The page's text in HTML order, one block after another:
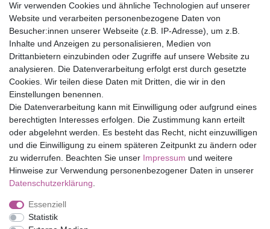
30 Tage Rückgaberecht
Versandfrei ab 75 € in Deutschland
Top Marken
Eduplay
Folia Bringmann
Shop
Mein Konto
Service
Versandkosten
Impressum
Wir verwenden Cookies und ähnliche Technologien auf unserer
Website und verarbeiten personenbezogene Daten von
Besucher:innen unserer Webseite (z.B. IP-Adresse), um z.B.
Inhalte und Anzeigen zu personalisieren, Medien von
Drittanbietern einzubinden oder Zugriffe auf unsere Website zu
analysieren. Die Datenverarbeitung erfolgt erst durch gesetzte
Cookies. Wir teilen diese Daten mit Dritten, die wir in den
Einstellungen benennen.
Die Datenverarbeitung kann mit Einwilligung oder aufgrund eines
berechtigten Interesses erfolgen. Die Zustimmung kann erteilt
oder abgelehnt werden. Es besteht das Recht, nicht einzuwilligen
und die Einwilligung zu einem späteren Zeitpunkt zu ändern oder
zu widerrufen. Beachten Sie unser Impressum und weitere
Hinweise zur Verwendung personenbezogener Daten in unserer
Daten­schutz­erklärung
Essenziell
Statistik